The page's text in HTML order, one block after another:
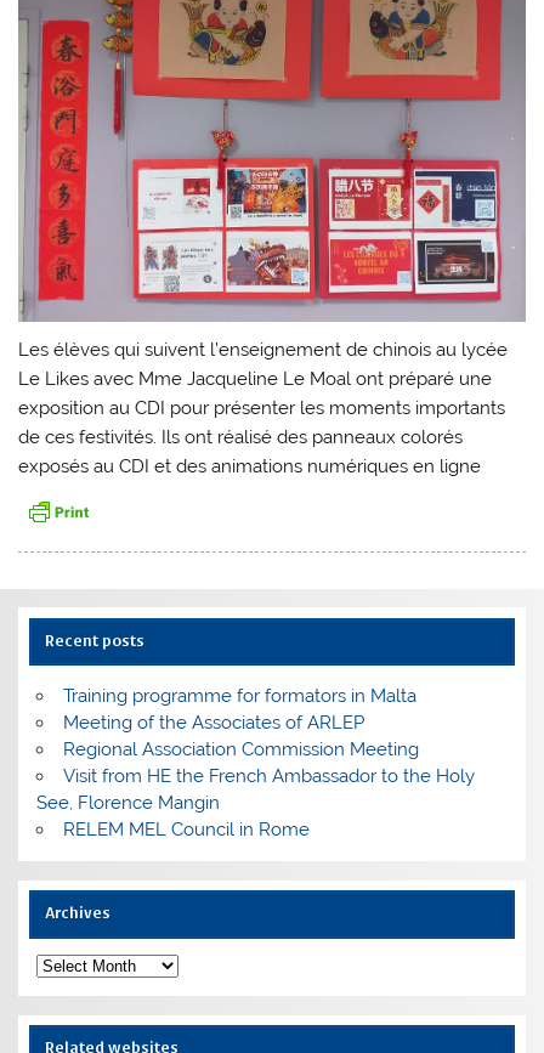
Les élèves qui suivent l’enseignement de chinois au lycée
Le Likes avec Mme Jacqueline Le Moal ont préparé une
exposition au CDI pour présenter les moments importants
de ces festivités. Ils ont réalisé des panneaux colorés
exposés au CDI et des animations numériques en ligne
Recent posts
Training programme for formators in Malta
Meeting of the Associates of ARLEP
Regional Association Commission Meeting
Visit from HE the French Ambassador to the Holy
See, Florence Mangin
RELEM MEL Council in Rome
Archives
Archives
Related websites